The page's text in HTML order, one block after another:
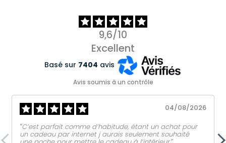
9,6/10
Excellent
Basé sur 7404 avis
Avis soumis à un contrôle
04/08/2026
‟C’est parfait comme d’habitude, étant un achat pour
un cadeau par internet j aurais seulement souhaité